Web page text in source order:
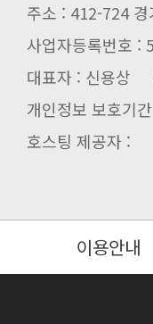
주소 : 412-724
사업자등록번호 :
대표자 : 신용상
개인정보 보호기
호스팅 제공자 :
이용안내